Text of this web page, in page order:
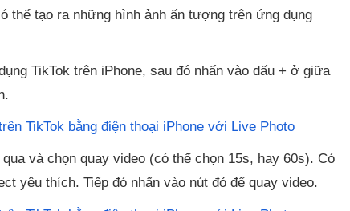
thể tạo ra những hình ảnh ấn tượng trên ứng dụng
TikTok trên iPhone, sau đó nhấn vào dấu + ở giữa
và chọn quay video (có thể chọn 15s, hay 60s). Có
yêu thích. Tiếp đó nhấn vào nút đỏ để quay video.